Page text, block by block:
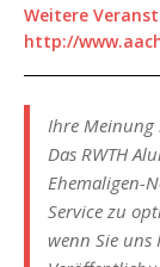
Weitere
http://
Ihre
Das RWTH
Ehemaligen-
Service zu
wenn Sie